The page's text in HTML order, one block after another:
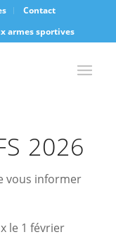
Contact
armes sportives
2026
vous informer
le 1 février